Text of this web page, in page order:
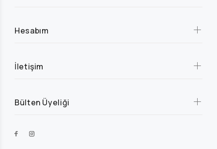
Hesabım
İletişim
Bülten Üyeliği